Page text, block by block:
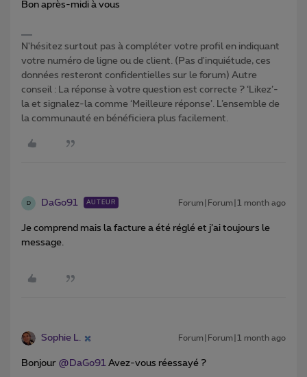
Bon après-midi à vous
N'hésitez surtout pas à compléter votre profil en indiquant
votre numéro de ligne ou de client. (Pas d'inquiétude, ces
données resteront confidentielles sur le forum) Autre
conseil : La réponse à votre question est correcte ? ‘Likez’-
la et signalez-la comme ‘Meilleure réponse’. L’ensemble de
la communauté en bénéficiera plus facilement.
D DaGo91 AUTEUR Forum|Forum|1 month ago
Je comprend mais la facture a été réglé et j’ai toujours le
message.
Sophie L. Forum|Forum|1 month ago
Bonjour ​ @DaGo91 Avez-vous réessayé ?